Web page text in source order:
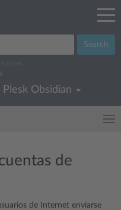
Search
Plesk Obsidian
de
de Internet enviarse